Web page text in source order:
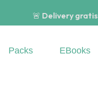
🚨 Delivery gratis
Packs EBooks